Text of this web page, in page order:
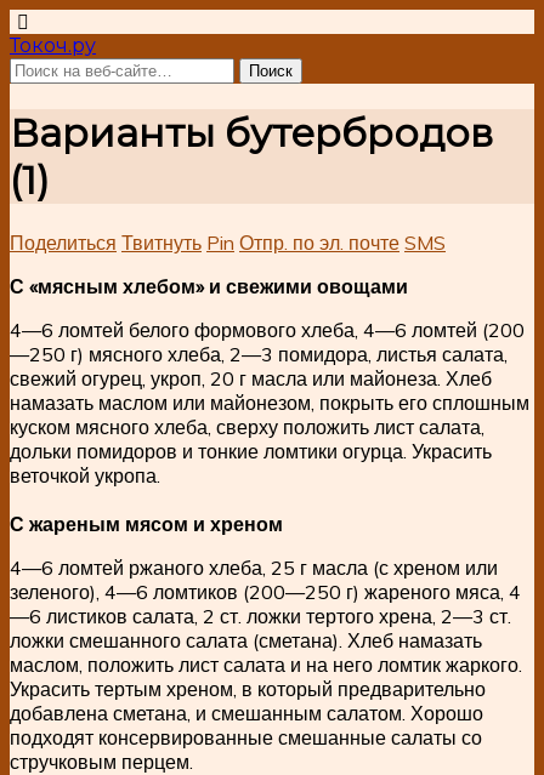
Токоч.ру
Варианты бутербродов
(1)
Поделиться Твитнуть Pin Отпр. по эл. почте SMS
С «мясным хлебом» и свежими овощами
4—6 ломтей белого формового хлеба, 4—6 ломтей (200
—250 г) мясного хлеба, 2—3 помидора, листья салата,
свежий огурец, укроп, 20 г масла или майонеза. Хлеб
намазать маслом или майонезом, покрыть его сплошным
куском мясного хлеба, сверху положить лист салата,
дольки помидоров и тонкие ломтики огурца. Украсить
веточкой укропа.
С жареным мясом и хреном
4—6 ломтей ржаного хлеба, 25 г масла (с хреном или
зеленого), 4—6 ломтиков (200—250 г) жареного мяса, 4
—6 листиков салата, 2 ст. ложки тертого хрена, 2—3 ст.
ложки смешанного салата (сметана). Хлеб намазать
маслом, положить лист салата и на него ломтик жаркого.
Украсить тертым хреном, в который предварительно
добавлена сметана, и смешанным салатом. Хорошо
подходят консервированные смешанные салаты со
стручковым перцем.